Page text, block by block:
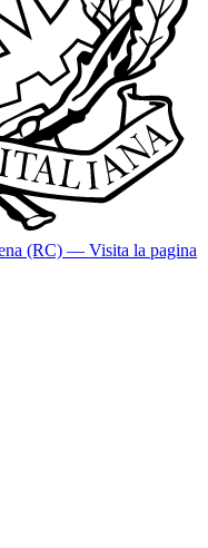
(RC) — Visita la pagina